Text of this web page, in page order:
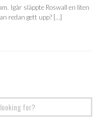
Igår släppte Roswall en liten
redan gett upp? […]